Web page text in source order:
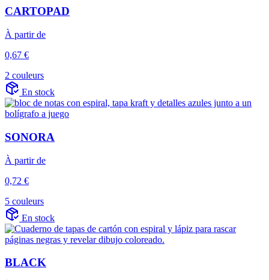
CARTOPAD
À partir de
0,67 €
2 couleurs
En stock
SONORA
À partir de
0,72 €
5 couleurs
En stock
BLACK